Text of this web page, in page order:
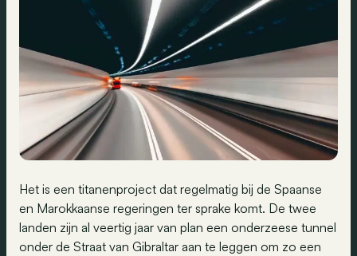
Het is een titanenproject dat regelmatig bij de Spaanse
en Marokkaanse regeringen ter sprake komt. De twee
landen zijn al veertig jaar van plan een onderzeese tunnel
onder de Straat van Gibraltar aan te leggen om zo een